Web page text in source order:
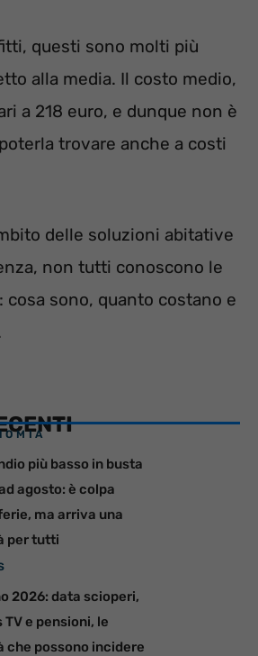
questi sono molti più
alla media. Il costo medio,
a 218 euro, e dunque non è
trovare anche a costi
delle soluzioni abitative
non tutti conoscono le
: cosa sono, quanto costano e
più basso in busta
agosto: è colpa
ma arriva una
per tutti
2026: data scioperi,
TV e pensioni, le
che possono incidere